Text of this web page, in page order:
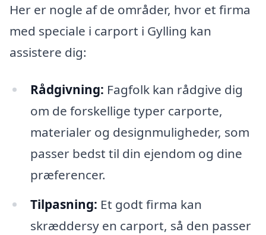
Her er nogle af de områder, hvor et firma
med speciale i carport i Gylling kan
assistere dig:
Rådgivning: Fagfolk kan rådgive dig
om de forskellige typer carporte,
materialer og designmuligheder, som
passer bedst til din ejendom og dine
præferencer.
Tilpasning: Et godt firma kan
skræddersy en carport, så den passer